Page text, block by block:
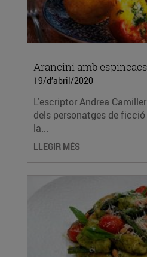
Arancini amb espincacs
19/d’abril/2020
L’escriptor Andrea
dels personatges de
la...
LLEGIR MÉS